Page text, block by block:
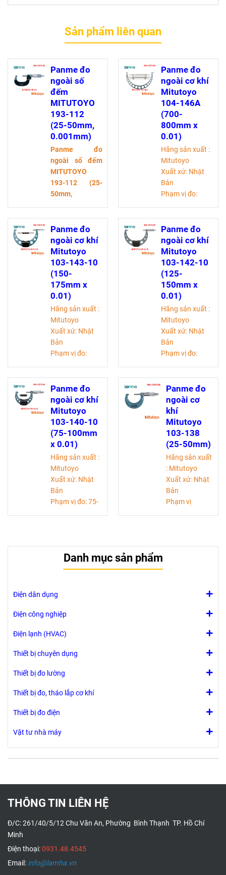
Sản phẩm liên quan
Panme đo
ngoài số
đếm
MITUTOYO
193-112
(25-50mm,
0.001mm)
Panme đo
ngoài số đếm
MITUTOYO
193-112 (25-
50mm,
một thiết bị đo
cơ khí chính xác
được sử dụng
để đo độ dài,
đường kính bên
ngoài của các
các chi tiết, độ
dày vật liệu
trong các ngành
kỹ thuật.
Panme đo
ngoài cơ khí
Mitutoyo
104-146A
(700-
800mm x
0.01)
Hãng sản xuất :
Mitutoyo
Xuất xứ: Nhật
Bản
Phạm vị đo:
Độ chia:0,01mm
Độ chính
xác: ±15 micromet
Panme đo
ngoài cơ khí
Mitutoyo
103-143-10
(150-
175mm x
0.01)
Hãng sản xuất :
Mitutoyo
Xuất xứ: Nhật
Bản
Phạm vị đo:
Độ chia:0,01mm
Độ chính
xác: ±4 micromet
Panme đo
ngoài cơ khí
Mitutoyo
103-142-10
(125-
150mm x
0.01)
Hãng sản xuất :
Mitutoyo
Xuất xứ: Nhật
Bản
Phạm vị đo:
Độ chia:0,01mm
Độ chính
xác: ±3 micromet
Panme đo
ngoài cơ khí
Mitutoyo
103-140-10
(75-100mm
x 0.01)
Hãng sản xuất :
Mitutoyo
Xuất xứ: Nhật
Bản
Phạm vị đo: 75-
xác: ±3 micromet
Panme đo
ngoài cơ
khí
Mitutoyo
103-138
(25-50mm)
Hãng sản xuất
: Mitutoyo
Xuất xứ: Nhật
Bản
Phạm vị
Độ chính
Danh mục sản phẩm
Điện dân dụng
Điện công nghiệp
Điện lạnh (HVAC)
Thiết bị chuyên dụng
Thiết bị đo lường
Thiết bị đo, tháo lắp cơ khí
Thiết bị đo điện
Vật tư nhà máy
THÔNG TIN LIÊN HỆ
Đ/C: 261/40/5/12 Chu Văn An, Phường Bình Thạnh TP. Hồ Chí
Minh
Điện thoại:0931.48.4545
Email: info@lamha.vn